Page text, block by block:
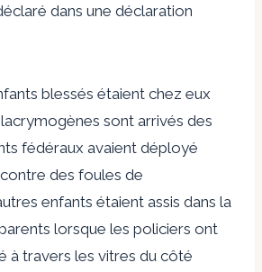
dans une déclaration
blessés étaient chez eux
sont arrivés des
fédéraux avaient déployé
contre des foules de
enfants étaient assis dans la
lorsque les policiers ont
à travers les vitres du côté